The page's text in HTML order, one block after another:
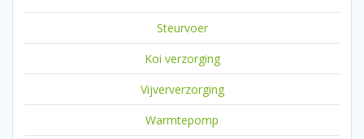
Steurvoer
Koi verzorging
Vijververzorging
Warmtepomp